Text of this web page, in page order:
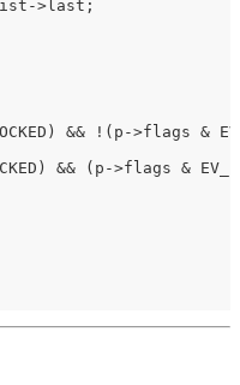
>last;
&& !(p->flags &
&& (p->flags &